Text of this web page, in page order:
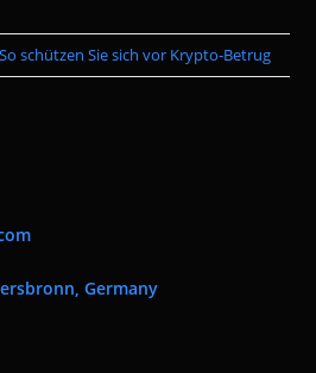
schützen Sie sich vor Krypto-Betrug
Germany